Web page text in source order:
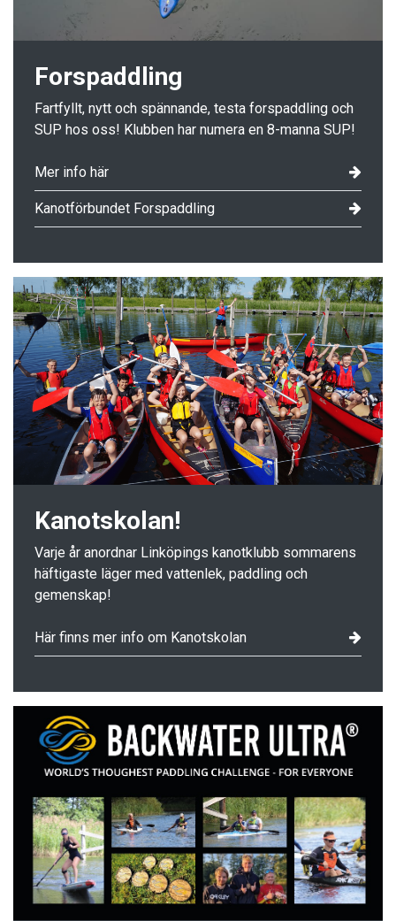
Forspaddling
Fartfyllt, nytt och spännande, testa forspaddling och
SUP hos oss! Klubben har numera en 8-manna SUP!
Mer info här
Kanotförbundet Forspaddling
Kanotskolan!
Varje år anordnar Linköpings kanotklubb sommarens
häftigaste läger med vattenlek, paddling och
gemenskap!
Här finns mer info om Kanotskolan